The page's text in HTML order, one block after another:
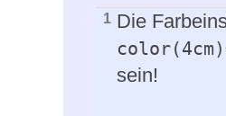
1 Die
sein!